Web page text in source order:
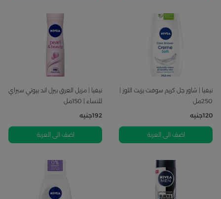
نيفيا | شاور جل كريم سوفت بزيت اللوز |
250مل
120جنيه
اضف الى العربة
نيفيا | مزيل العرق بيرل اند بيوتي سبراي
للنساء | 150مل
192جنيه
اضف الى العربة